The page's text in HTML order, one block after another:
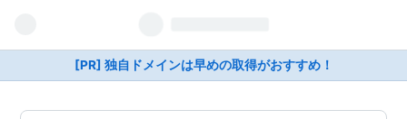
[PR] 独自ドメインは早めの取得がおすすめ！